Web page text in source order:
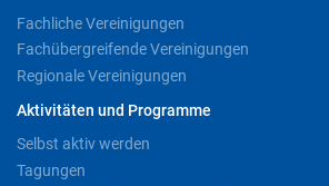
Fachliche Vereinigungen
Fachübergreifende Vereinigungen
Regionale Vereinigungen
Aktivitäten und Programme
Selbst aktiv werden
Tagungen